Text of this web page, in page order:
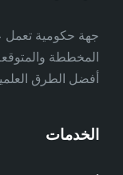
جهة حكومية تعمل
المخططة
أفضل الطرق
الخدمات